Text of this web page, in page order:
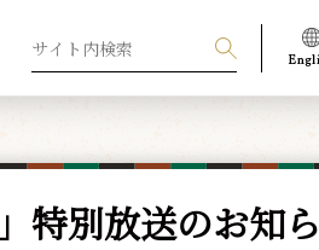
特別放送のお知ら